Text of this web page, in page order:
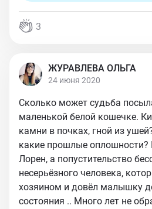
3
ЖУРАВЛЕВА ОЛЬГА
24 июня 2020
Сколько может судьба
маленькой белой кошечке.
камни в почках, гной из
какие прошлые оплошности?
Лорен, а попустительство
несерьёзного человека,
хозяином и довёл малышку
состояния .. Много лет не